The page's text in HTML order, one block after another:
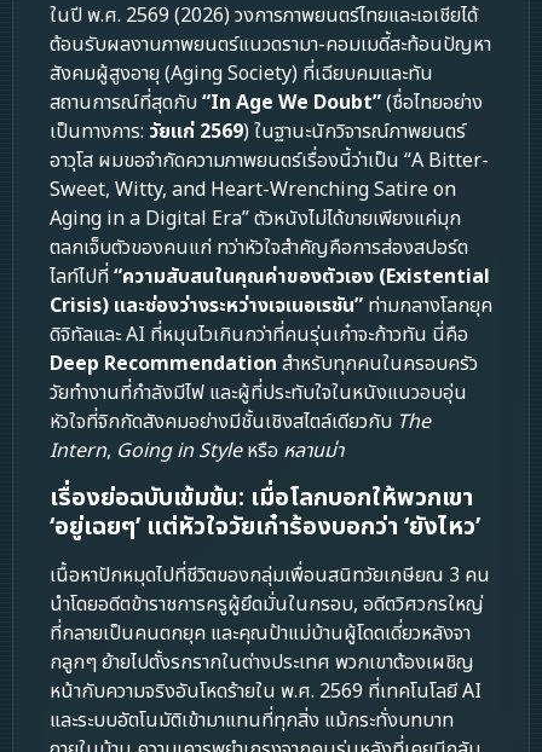
ในปี พ.ศ. 2569 (2026) วงการภาพยนตร์ไทยและเอเชียได้
ต้อนรับผลงานภาพยนตร์แนวดรามา-คอมเมดี้สะท้อนปัญหา
สังคมผู้สูงอายุ (Aging Society) ที่เฉียบคมและทัน
สถานการณ์ที่สุดกับ“In Age We Doubt”(ชื่อไทยอย่าง
เป็นทางการ: วัยแก่ 2569) ในฐานะนักวิจารณ์ภาพยนตร์
อาวุโส ผมขอจำกัดความภาพยนตร์เรื่องนี้ว่าเป็น “A Bitter-
Sweet, Witty, and Heart-Wrenching Satire on
Aging in a Digital Era” ตัวหนังไม่ได้ขายเพียงแค่มุก
ตลกเจ็บตัวของคนแก่ ทว่าหัวใจสำคัญคือการส่องสปอร์ต
ไลท์ไปที่“ความสับสนในคุณค่าของตัวเอง (Existential
Crisis) และช่องว่างระหว่างเจเนอเรชัน” ท่ามกลางโลกยุค
ดิจิทัลและ AI ที่หมุนไวเกินกว่าที่คนรุ่นเก๋าจะก้าวทัน นี่คือ
Deep Recommendation สำหรับทุกคนในครอบครัว
วัยทำงานที่กำลังมีไฟ และผู้ที่ประทับใจในหนังแนวอบอุ่น
หัวใจที่จิกกัดสังคมอย่างมีชั้นเชิงสไตล์เดียวกับ The
Intern, Going in Styleหรือ หลานม่า
เรื่องย่อฉบับเข้มข้น: เมื่อโลกบอกให้พวกเขา
‘อยู่เฉยๆ’ แต่หัวใจวัยเก๋าร้องบอกว่า ‘ยังไหว’
เนื้อหาปักหมุดไปที่ชีวิตของกลุ่มเพื่อนสนิทวัยเกษียณ 3 คน
นำโดยอดีตข้าราชการครูผู้ยึดมั่นในกรอบ, อดีตวิศวกรใหญ่
ที่กลายเป็นคนตกยุค และคุณป้าแม่บ้านผู้โดดเดี่ยวหลังจา
กลูกๆ ย้ายไปตั้งรกรากในต่างประเทศ พวกเขาต้องเผชิญ
หน้ากับความจริงอันโหดร้ายใน พ.ศ. 2569 ที่เทคโนโลยี AI
และระบบอัตโนมัติเข้ามาแทนที่ทุกสิ่ง แม้กระทั่งบทบาท